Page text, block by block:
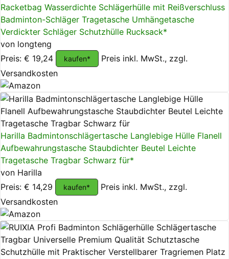
Racketbag Wasserdichte Schlägerhülle mit Reißverschluss
Badminton-Schläger Tragetasche Umhängetasche
Verdickter Schläger Schutzhülle Rucksack*
von longteng
Preis: € 19,24
kaufen*
Preis inkl. MwSt., zzgl.
Versandkosten
Harilla Badmintonschlägertasche Langlebige Hülle Flanell
Aufbewahrungstasche Staubdichter Beutel Leichte
Tragetasche Tragbar Schwarz für*
von Harilla
Preis: € 14,29
kaufen*
Preis inkl. MwSt., zzgl.
Versandkosten